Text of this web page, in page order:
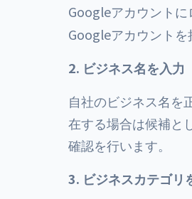
Googleアカウント
Googleアカウントを
2. ビジネス名を入力
自社のビジネス名を
在する場合は候補と
確認を行います。
3. ビジネスカテゴリ